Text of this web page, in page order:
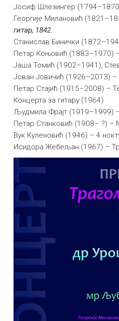
Јосиф Шлезингер
Георгије Милановић
гитар, 1842.
Станислав Бинички
Петар Коњовић (1883–1970)
Јаша Томић (1902–1941),
Јован Јовичић (1926–2013) –
Петар Стајић (1915–2008) –
Концерта за гитару (1964)
Људмила Фрајт (1919–1999)
Петар Станковић (1908– ?)
Вук Куленовић (1946) – 4
Исидора Жебељан (1967) –